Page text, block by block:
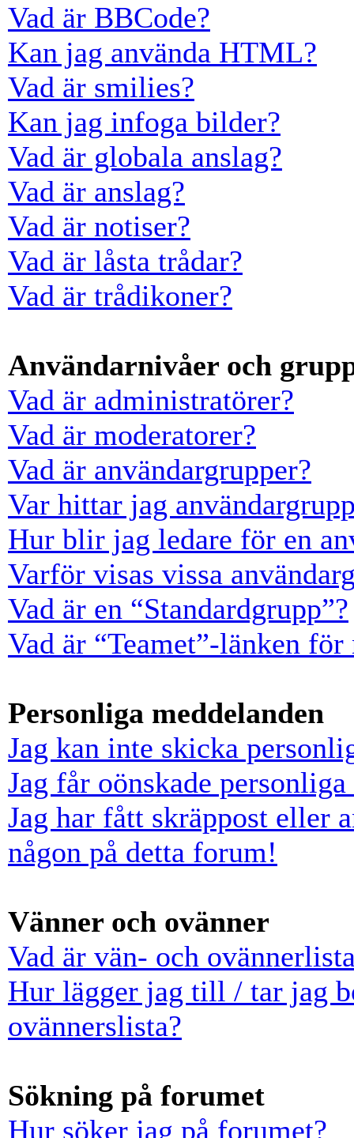
Vad är BBCode?
Kan jag använda HTML?
Vad är smilies?
Kan jag infoga bilder?
Vad är globala anslag?
Vad är anslag?
Vad är notiser?
Vad är låsta trådar?
Vad är trådikoner?
Användarnivåer och
Vad är administratörer?
Vad är moderatorer?
Vad är användargrupper?
Var hittar jag
Hur blir jag ledare för en
Varför visas vissa
Vad är en “Standardgrupp”?
Vad är “Teamet”-länken för
Personliga meddelanden
Jag kan inte skicka
Jag får oönskade
Jag har fått skräppost eller
någon på detta forum!
Vänner och ovänner
Vad är vän- och
Hur lägger jag till / tar jag
ovännerslista?
Sökning på forumet
Hur söker jag på forumet?